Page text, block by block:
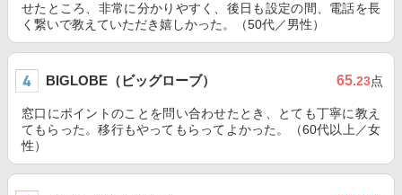
せたところ、非常に分かりやすく、後日も設定の間、電話を長
く繋いで教えていただき嬉しかった。（50代／男性）
BIGLOBE（ビッグローブ） 65.23点
窓口にポイントのことを問い合わせたとき、とても丁寧に教え
てもらった。移行もやってもらってよかった。（60代以上／女
性）